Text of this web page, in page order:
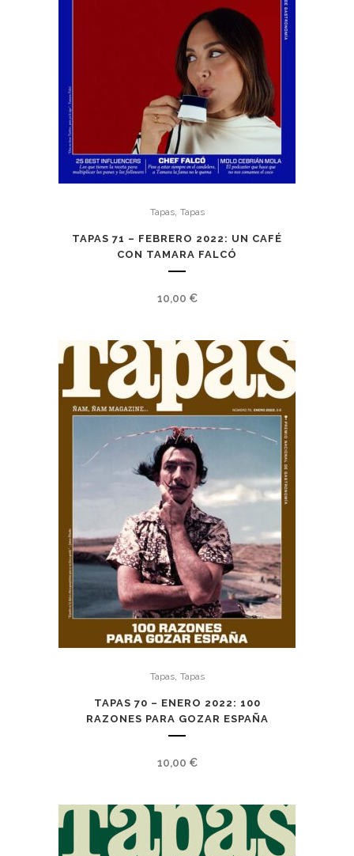
Tapas, Tapas
TAPAS 71 – FEBRERO 2022: UN CAFÉ
CON TAMARA FALCÓ
10,00 €
Tapas, Tapas
TAPAS 70 – ENERO 2022: 100
RAZONES PARA GOZAR ESPAÑA
10,00 €